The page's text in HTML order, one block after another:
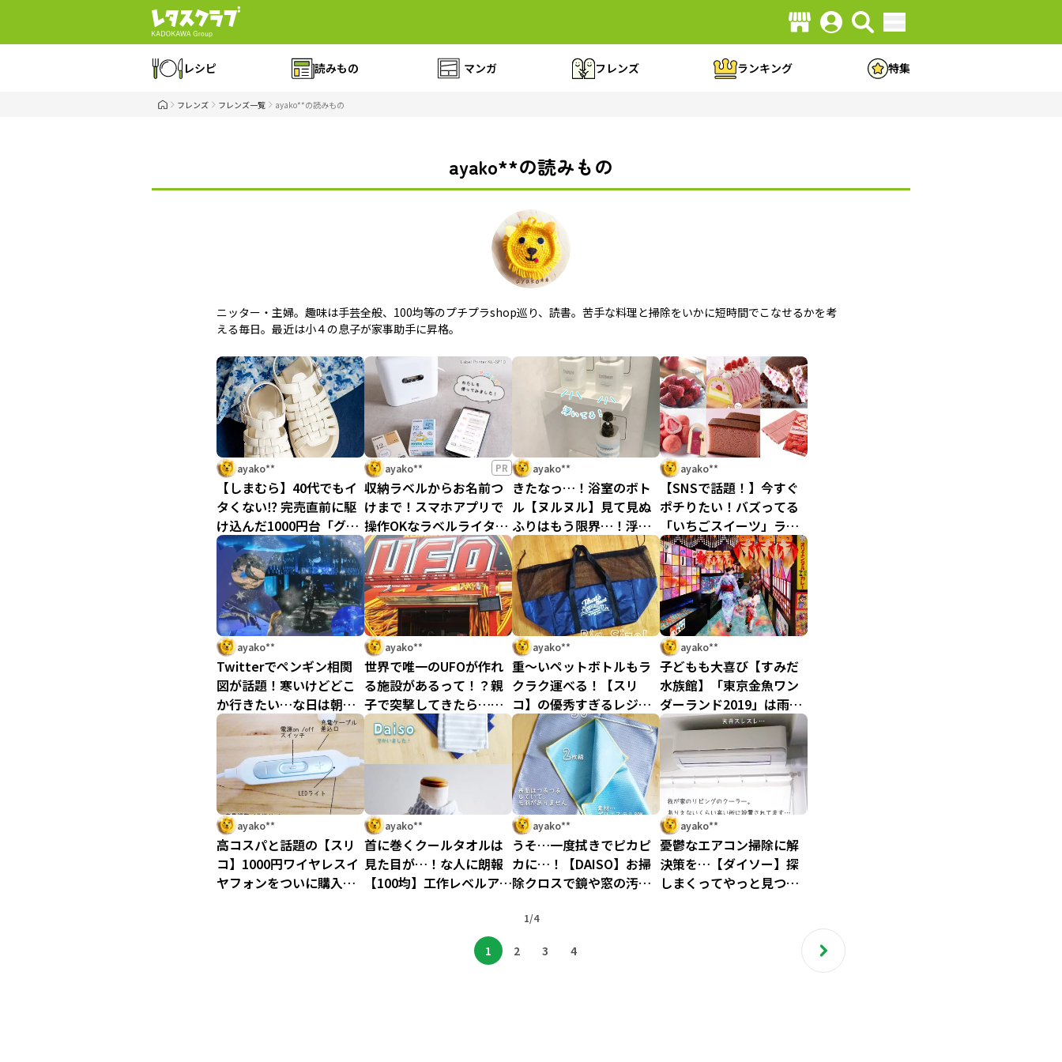
レシピ 読みもの マンガ フレンズ ランキング 特集
フレンズ フレンズ一覧 ayako**の読みもの
ayako**の読みもの
ニッター・主婦。趣味は手芸全般、100均等のプチプラshop巡り、読書。苦手な料理と掃除をいかに短時間でこなせるかを考
える毎日。最近は小４の息子が家事助手に昇格。
ayako**
【しまむら】40代でもイ
タくない⁉ 完売直前に駆
け込んだ1000円台「グル
カサンダル」ラスト1足を
迷いに迷ってレジに持っ
て行った結果
ayako** PR
収納ラベルからお名前つ
けまで！スマホアプリで
操作OKなラベルライター
がこんなに楽しいワケ
【PR】
ayako**
きたなっ…！浴室のボト
ル【ヌルヌル】見て見ぬ
ふりはもう限界…！浮か
せてみたらめちゃめちゃ
スッキリ！！
ayako**
【SNSで話題！】今すぐ
ポチりたい！バズってる
「いちごスイーツ」ラン
キングBEST10
ayako**
Twitterでペンギン相関
図が話題！寒いけどどこ
か行きたい…な日は朝一
番で「すみだ水族館」に
行くべし！
ayako**
世界で唯一のUFOが作れ
る施設があるって！？親
子で突撃してきたら…予
想以上だった件
ayako**
重〜いペットボトルもラ
クラク運べる！【スリ
コ】の優秀すぎるレジカ
ゴバッグ
ayako**
子どもも大喜び【すみだ
水族館】「東京金魚ワン
ダーランド2019」は雨の
日に親子で行きたいベス
ayako**
高コスパと話題の【スリ
コ】1000円ワイヤレスイ
ヤフォンをついに購入→
ayako**
首に巻くクールタオルは
見た目が…！な人に朗報
【100均】工作レベルアレ
ayako**
うそ…一度拭きでピカピ
カに…！【DAISO】お掃
除クロスで鏡や窓の汚れ
ayako**
憂鬱なエアコン掃除に解
決策を…【ダイソー】探
しまくってやっと見つけ
1/4
1 2 3 4